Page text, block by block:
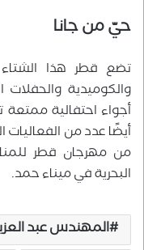
حيّ من جانا
تضع قطر هذا الشتاء
والكوميدية
أجواء احتفالية
أيضًا عدد من
من مهرجان قطر
البحرية في ميناء حمد.
المهندس عبد